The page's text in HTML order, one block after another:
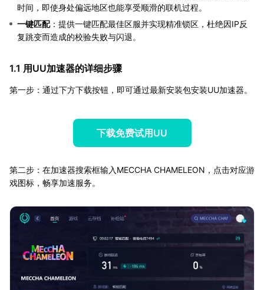
时间，即使身处偏远地区也能享受顺滑的联机过程。
一键匹配：提供一键匹配最佳区服并实现精准锁区，杜绝因IP反
复跳变而造成的校验失败与闪退。
1.1 用UU加速器的详细步骤
第一步：通过下方下载按钮，即可通过最新安装包安装UU加速器。
下载免费试用UU
第二步：在加速器搜索框输入MECCHA CHAMELEON，点击对应游
戏图标，畅享加速服务。